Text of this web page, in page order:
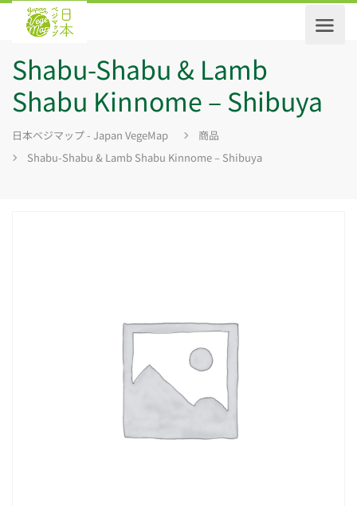
Shabu-Shabu & Lamb
Shabu Kinnome – Shibuya
日本ベジマップ - Japan VegeMap
商品
Shabu-Shabu & Lamb Shabu Kinnome – Shibuya